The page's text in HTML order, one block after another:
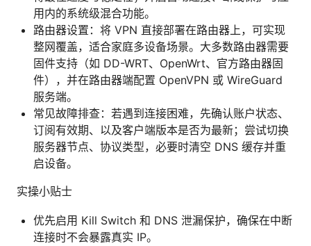
用内的系统级混合功能。
路由器设置：将 VPN 直接部署在路由器上，可实现
整网覆盖，适合家庭多设备场景。大多数路由器需要
固件支持（如 DD-WRT、OpenWrt、官方路由器固
件），并在路由器端配置 OpenVPN 或 WireGuard
服务端。
常见故障排查：若遇到连接困难，先确认账户状态、
订阅有效期、以及客户端版本是否为最新；尝试切换
服务器节点、协议类型，必要时清空 DNS 缓存并重
启设备。
实操小贴士
优先启用 Kill Switch 和 DNS 泄漏保护，确保在中断
连接时不会暴露真实 IP。